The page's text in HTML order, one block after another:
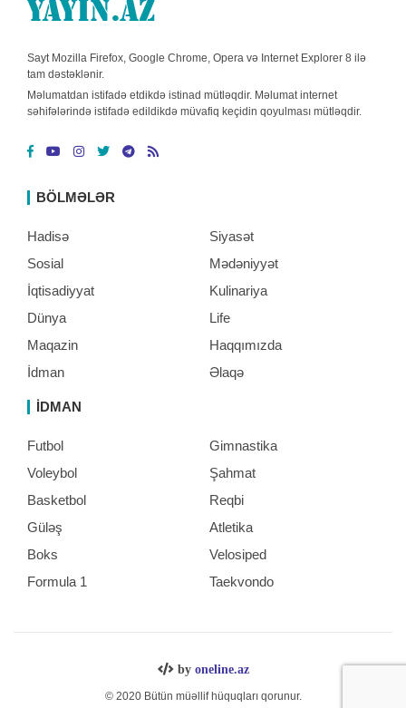
Sayt Mozilla Firefox, Google Chrome, Opera və Internet Explorer 8 ilə
tam dəstəklənir.
Məlumatdan istifadə etdikdə istinad mütləqdir. Məlumat internet
səhifələrində istifadə edildikdə müvafiq keçidin qoyulması mütləqdir.
BÖLMƏLƏR
Hadisə
Sosial
İqtisadiyyat
Dünya
Maqazin
İdman
Siyasət
Mədəniyyət
Kulinariya
Life
Haqqımızda
Əlaqə
İDMAN
Futbol
Voleybol
Basketbol
Güləş
Boks
Formula 1
Gimnastika
Şahmat
Reqbi
Atletika
Velosiped
Taekvondo
by oneline.az
© 2020 Bütün müəllif hüquqları qorunur.